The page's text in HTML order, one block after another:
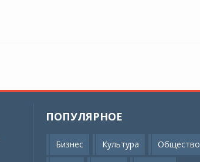
ПОПУЛЯРНОЕ
Бизнес Культура Общество